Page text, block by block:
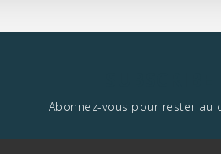
Abonnez-vous pour rester au